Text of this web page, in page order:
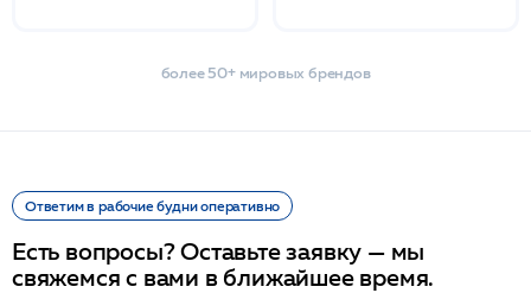
более 50+ мировых брендов
Ответим в рабочие будни оперативно
Есть вопросы? Оставьте заявку — мы
свяжемся с вами в ближайшее время.